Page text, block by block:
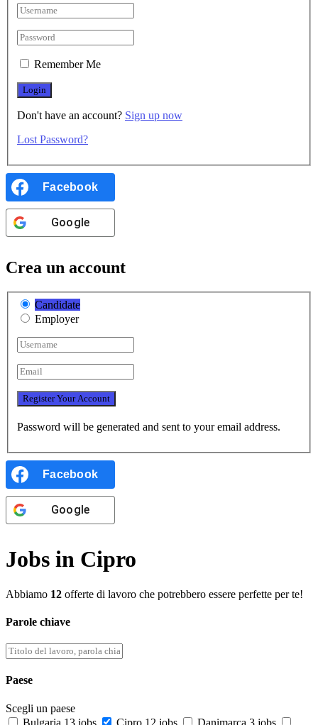
Remember Me
Don't have an account? Sign up now
Lost Password?
Facebook
Google
Crea un account
Candidate
Employer
Password will be generated and sent to your email address.
Facebook
Google
Jobs in Cipro
Abbiamo 12 offerte di lavoro che potrebbero essere perfette per te!
Parole chiave
Paese
Scegli un paese
Bulgaria 13 jobs Cipro 12 jobs Danimarca 3 jobs